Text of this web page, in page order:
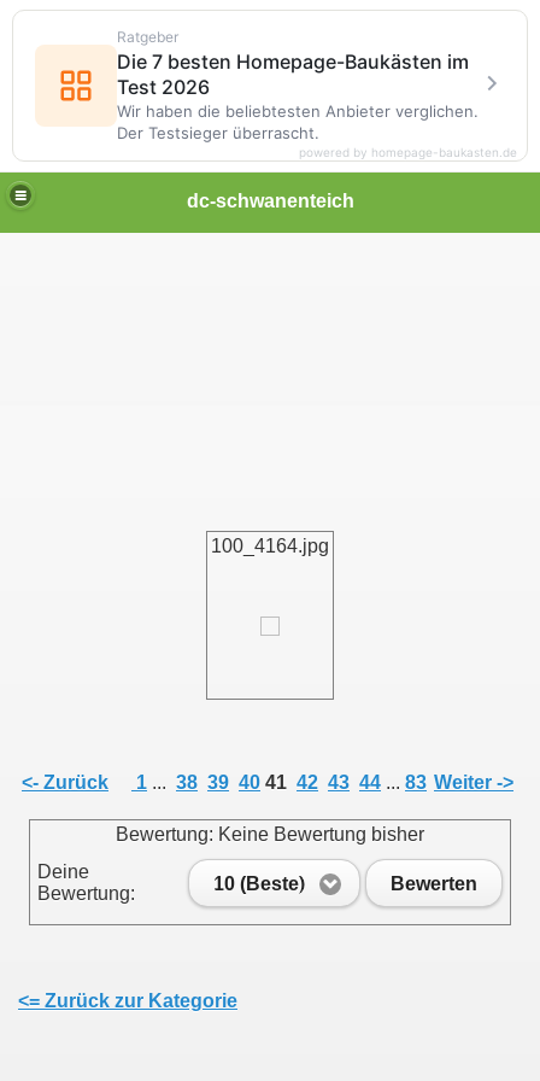
dc-schwanenteich
100_4164.jpg
<- Zurück 1 ... 38 39 40 41 42 43 44 ... 83 Weiter ->
Bewertung: Keine Bewertung bisher
Deine
Bewertung:
10 (Beste) Bewerten
<= Zurück zur Kategorie
Ratgeber
Die 7 besten Homepage-Baukästen im
Test 2026
Wir haben die beliebtesten Anbieter verglichen.
Der Testsieger überrascht.
powered by homepage-baukasten.de